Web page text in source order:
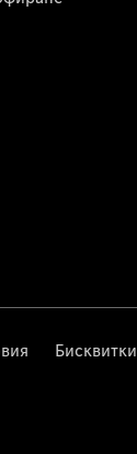
Бисквитки